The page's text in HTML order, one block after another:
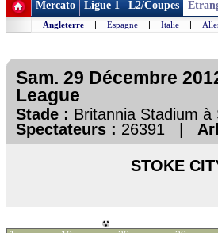
Mercato Ligue 1 L2/Coupes
Angleterre | Espagne | Italie |
Sam. 29 Décembre
League
Stade : Britannia Stadium
Spectateurs : 26391 |
STOKE